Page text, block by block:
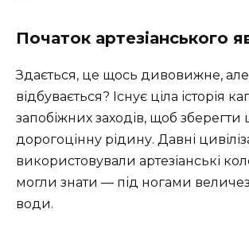
Початок артезіанського
Здається, це щось дивовижне,
відбувається? Існує ціла історія
запобіжних заходів, щоб зберегти
дорогоцінну рідину. Давні
використовували артезіанські
могли знати — під ногами
води.